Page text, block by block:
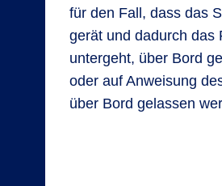
für den Fall, dass das
gerät und dadurch das
untergeht, über Bord
oder auf Anweisung
über Bord gelassen